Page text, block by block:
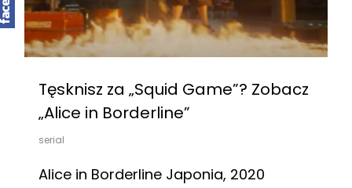
Tęsknisz za „Squid Game”? Zobacz
„Alice in Borderline”
serial
Alice in Borderline Japonia, 2020